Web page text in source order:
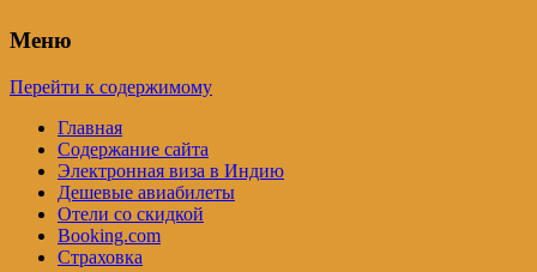
Меню
Перейти к содержимому
Главная
Содержание сайта
Электронная виза в Индию
Дешевые авиабилеты
Отели со скидкой
Booking.com
Страховка